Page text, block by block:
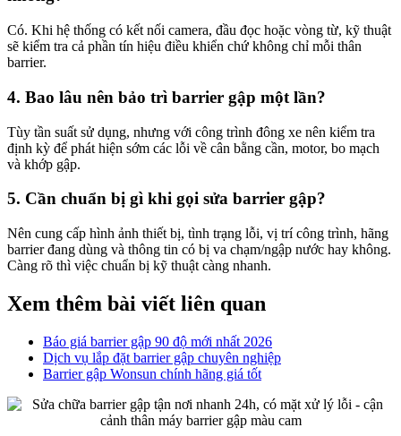
Có. Khi hệ thống có kết nối camera, đầu đọc hoặc vòng từ, kỹ thuật
sẽ kiểm tra cả phần tín hiệu điều khiển chứ không chỉ mỗi thân
barrier.
4. Bao lâu nên bảo trì barrier gập một lần?
Tùy tần suất sử dụng, nhưng với công trình đông xe nên kiểm tra
định kỳ để phát hiện sớm các lỗi về cân bằng cần, motor, bo mạch
và khớp gập.
5. Cần chuẩn bị gì khi gọi sửa barrier gập?
Nên cung cấp hình ảnh thiết bị, tình trạng lỗi, vị trí công trình, hãng
barrier đang dùng và thông tin có bị va chạm/ngập nước hay không.
Càng rõ thì việc chuẩn bị kỹ thuật càng nhanh.
Xem thêm bài viết liên quan
Báo giá barrier gập 90 độ mới nhất 2026
Dịch vụ lắp đặt barrier gập chuyên nghiệp
Barrier gập Wonsun chính hãng giá tốt